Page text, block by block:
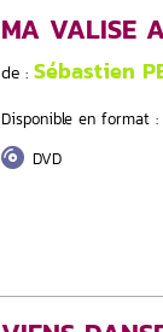
MA VALISE
de : Sébastien
Disponible en format :
DVD